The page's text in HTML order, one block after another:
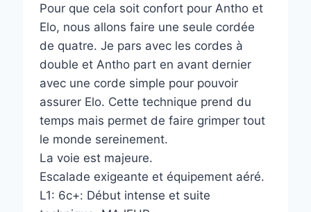
Pour que cela soit confort pour Antho et
Elo, nous allons faire une seule cordée
de quatre. Je pars avec les cordes à
double et Antho part en avant dernier
avec une corde simple pour pouvoir
assurer Elo. Cette technique prend du
temps mais permet de faire grimper tout
le monde sereinement.
La voie est majeure.
Escalade exigeante et équipement aéré.
L1: 6c+: Début intense et suite